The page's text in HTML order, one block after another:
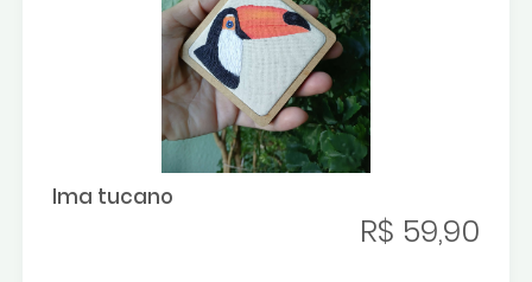
Ima tucano
R$ 59,90